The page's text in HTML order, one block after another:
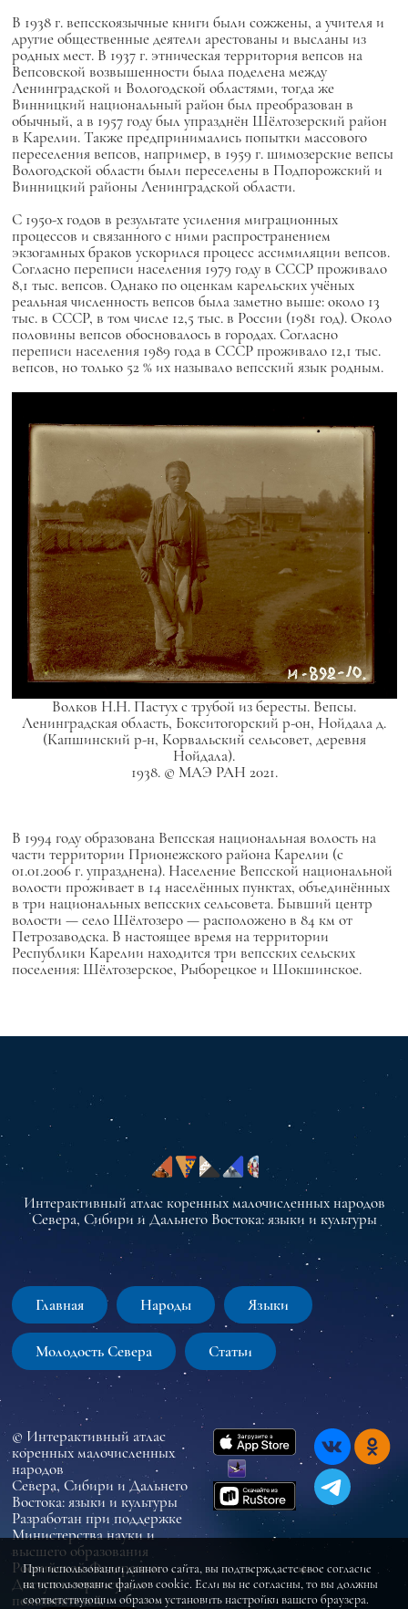
В 1938 г. вепсскоязычные книги были сожжены, а учителя и
другие общественные деятели арестованы и высланы из
родных мест. В 1937 г. этническая территория вепсов на
Вепсовской возвышенности была поделена между
Ленинградской и Вологодской областями, тогда же
Винницкий национальный район был преобразован в
обычный, а в 1957 году был упразднён Шёлтозерский район
в Карелии. Также предпринимались попытки массового
переселения вепсов, например, в 1959 г. шимозерские вепсы
Вологодской области были переселены в Подпорожский и
Винницкий районы Ленинградской области.
С 1950-х годов в результате усиления миграционных
процессов и связанного с ними распространением
экзогамных браков ускорился процесс ассимиляции вепсов.
Согласно переписи населения 1979 году в СССР проживало
8,1 тыс. вепсов. Однако по оценкам карельских учёных
реальная численность вепсов была заметно выше: около 13
тыс. в СССР, в том числе 12,5 тыс. в России (1981 год). Около
половины вепсов обосновалось в городах. Согласно
переписи населения 1989 года в СССР проживало 12,1 тыс.
вепсов, но только 52 % их называло вепсский язык родным.
Волков Н.Н. Пастух с трубой из бересты. Вепсы.
Ленинградская область, Бокситогорский р-он, Нойдала д.
(Капшинский р-н, Корвальский сельсовет, деревня
Нойдала).
1938. © МАЭ РАН 2021.
В 1994 году образована Вепсская национальная волость на
части территории Прионежского района Карелии (с
01.01.2006 г. упразднена). Население Вепсской национальной
волости проживает в 14 населённых пунктах, объединённых
в три национальных вепсских сельсовета. Бывший центр
волости — село Шёлтозеро — расположено в 84 км от
Петрозаводска. В настоящее время на территории
Республики Карелии находится три вепсских сельских
поселения: Шёлтозерское, Рыборецкое и Шокшинское.
Интерактивный атлас коренных малочисленных народов
Севера, Сибири и Дальнего Востока: языки и культуры
Главная Народы Языки
Молодость Севера Статьи
© Интерактивный атлас
коренных малочисленных
народов
Севера, Сибири и Дальнего
Востока: языки и культуры
Разработан при поддержке
Министерства науки и
высшего образования
Российской Федерации
Доступ к сервису для
пользователей
При использовании данного сайта, вы подтверждаете свое согласие
на использование файлов cookie. Если вы не согласны, то вы должны
соответствующим образом установить настройки вашего браузера.